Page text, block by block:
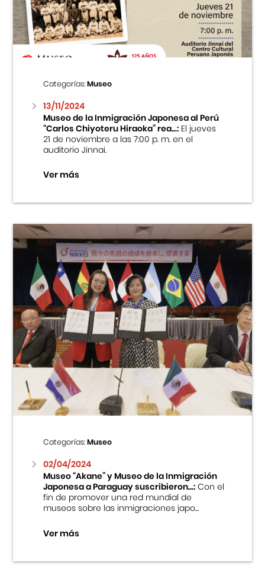
Centro Cultural Peruano Japonés
Cursos
Museo de la Inmigración Japonesa
Fondo Editorial
Teatro Peruano Japonés
Categorías:Museo
13/11/2024
Museo de la Inmigración Japonesa al Perú
“Carlos Chiyoteru Hiraoka” rea...:El jueves
21 de noviembre a las 7:00 p. m. en el
auditorio Jinnai.
Ver más
Categorías:Museo
02/04/2024
Museo “Akane” y Museo de la Inmigración
Japonesa a Paraguay suscribieron...:Con el
fin de promover una red mundial de
museos sobre las inmigraciones japo...
Ver más